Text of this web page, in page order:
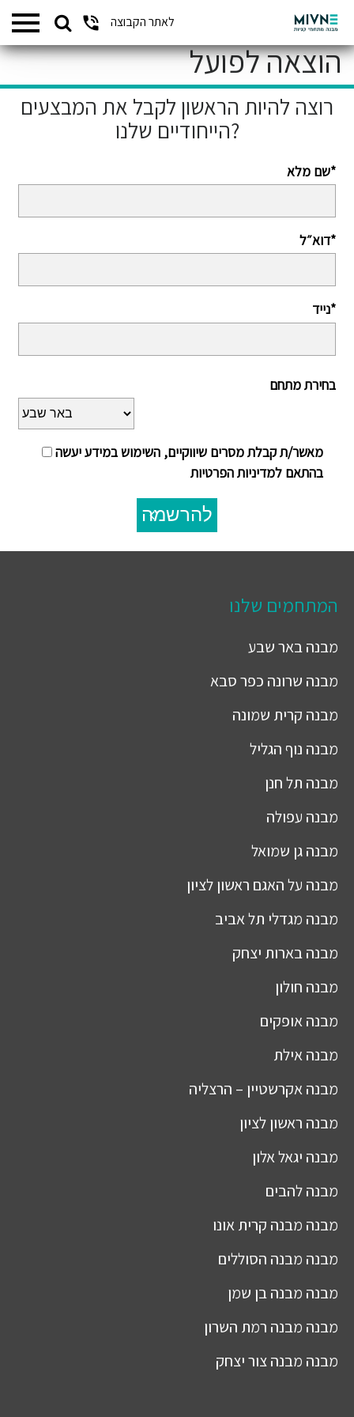
לאתר הקבוצהSearch
המתחמים שלנו
הוצאה לפועל
רוצה להיות הראשון לקבל את המבצעים
הייחודיים שלנו?
שם מלא*
דוא״ל*
נייד*
בחירת מתחם
מאשר/ת קבלת מסרים שיווקיים, השימוש במידע יעשה
בהתאם למדיניות הפרטיות
להרשמה
המתחמים שלנו
מבנהבאר שבע
מבנה שרונה כפר סבא
מבנה קרית שמונה
מבנה נוף הגליל
מבנה תל חנן
מבנה עפולה
מבנהגן שמואל
מבנה על האגם ראשון לציון
מבנה מגדלי תל אביב
מבנהבארות יצחק
מבנה חולון
מבנהאופקים
מבנהאילת
מבנהאקרשטיין – הרצליה
מבנה ראשון לציון
מבנה יגאל אלון
מבנהלהבים
מבנה מבנה קרית אונו
מבנה מבנה הסוללים
מבנה מבנה בן שמן
מבנה מבנה רמת השרון
מבנה מבנה צור יצחק